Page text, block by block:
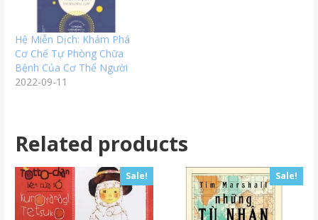
Hệ Miễn Dịch: Khám Phá
Cơ Chế Tự Phòng Chữa
Bệnh Của Cơ Thể Người
2022-09-11
Related products
Sale! Sale!